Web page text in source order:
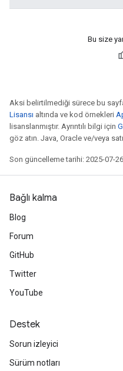
Bu size
Aksi belirtilmediği sürece bu
Lisansı altında ve kod örnekleri
lisanslanmıştır. Ayrıntılı bilgi için
göz atın. Java, Oracle ve/veya
Son güncelleme tarihi: 2025-07-
Bağlı kalma
Blog
Forum
GitHub
Twitter
YouTube
Destek
Sorun izleyici
Sürüm notları